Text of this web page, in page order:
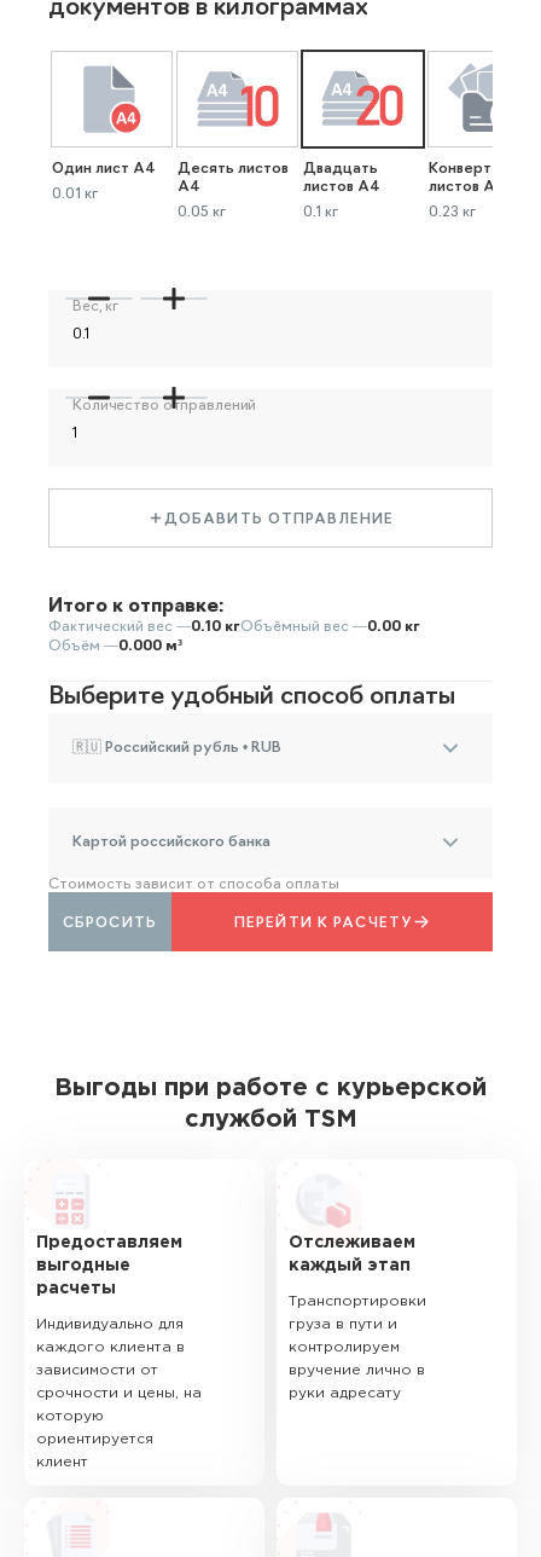
документов в килограммах
Один лист А4
0.01 кг
Десять листов
А4
0.05 кг
Двадцать
листов А4
0.1 кг
Конверт до 40
листов А4
0.23 кг
Вес, кг
Количество отправлений
ДОБАВИТЬ ОТПРАВЛЕНИЕ
Итого к отправке:
Фактический вес —0.10 кгОбъёмный вес —0.00 кг
Объём —0.000 м³
Выберите удобный способ оплаты
🇷🇺 Российский рубль • RUB
Картой российского банка
Стоимость зависит от способа оплаты
ПЕРЕЙТИ К РАСЧЕТУ
СБРОСИТЬ
Выгоды при работе с курьерской
службой TSM
Предоставляем
выгодные
расчеты
Индивидуально для
каждого клиента в
зависимости от
срочности и цены, на
которую
ориентируется
клиент
Отслеживаем
каждый этап
Транспортировки
груза в пути и
контролируем
вручение лично в
руки адресату